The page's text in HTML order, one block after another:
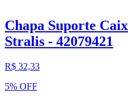
Chapa Suporte
Stralis - 42079421
R$ 32,33
5% OFF